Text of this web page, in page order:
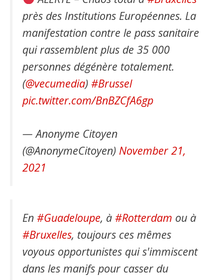
près des Institutions Européennes. La
manifestation contre le pass sanitaire
qui rassemblent plus de 35 000
personnes dégénère totalement.
(@vecumedia) #Brussel
pic.twitter.com/BnBZCfA6gp
— Anonyme Citoyen
(@AnonymeCitoyen) November 21,
2021
En #Guadeloupe, à #Rotterdam ou à
#Bruxelles, toujours ces mêmes
voyous opportunistes qui s'immiscent
dans les manifs pour casser du